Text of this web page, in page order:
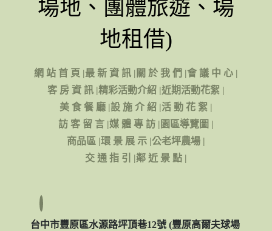
場地、團體旅遊、場
地租借)
網 站 首 頁 |最 新 資 訊 | 關 於 我 們 |會 議 中 心 |
客 房 資 訊 |精彩活動介紹 |近期活動花絮 |
美 食 餐 廳 |設 施 介 紹 |活 動 花 絮 |
訪 客 留 言 |媒 體 專 訪 | 園區導覽圖 |
商品區 |環 景 展 示 |公老坪農場 |
交 通 指 引
|鄰 近 景 點 |
台中市豐原區水源路坪頂巷12號 (豐原高爾夫球場